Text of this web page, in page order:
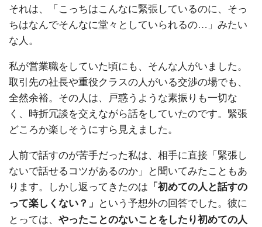
それは、「こっちはこんなに緊張しているのに、そっ
ちはなんでそんなに堂々としていられるの…」みたい
な人。
私が営業職をしていた頃にも、そんな人がいました。
取引先の社長や重役クラスの人がいる交渉の場でも、
全然余裕。その人は、戸惑うような素振りも一切な
く、時折冗談を交えながら話をしていたのです。緊張
どころか楽しそうにすら見えました。
人前で話すのが苦手だった私は、相手に直接「緊張し
ないで話せるコツがあるのか」と聞いてみたこともあ
ります。しかし返ってきたのは 「初めての人と話すの
って楽しくない？」 という予想外の回答でした。彼に
とっては、 やったことのないことをしたり初めての人